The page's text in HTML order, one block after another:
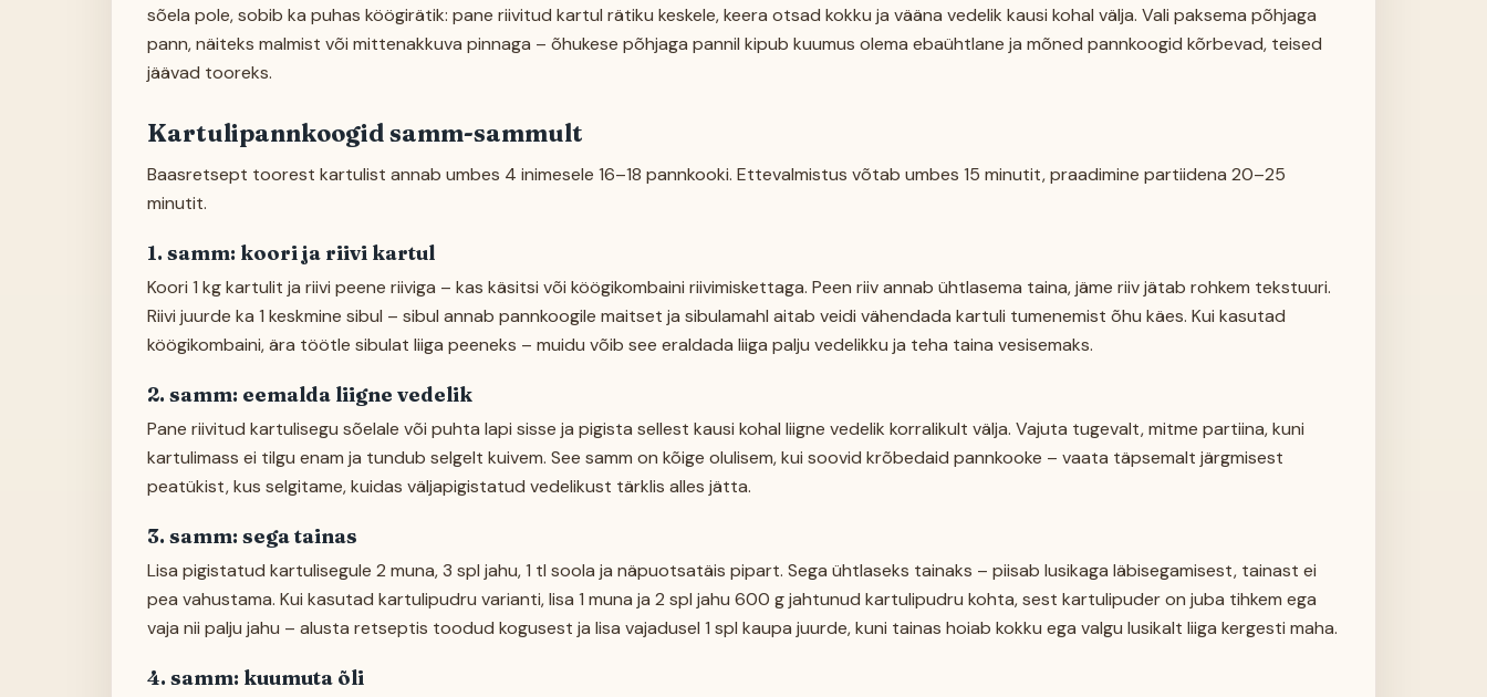
sõela pole, sobib ka puhas köögirätik: pane riivitud kartul rätiku keskele, keera otsad kokku ja vääna vedelik kausi kohal välja. Vali paksema põhjaga
pann, näiteks malmist või mittenakkuva pinnaga – õhukese põhjaga pannil kipub kuumus olema ebaühtlane ja mõned pannkoogid kõrbevad, teised
jäävad tooreks.
Kartulipannkoogid samm-sammult
Baasretsept toorest kartulist annab umbes 4 inimesele 16–18 pannkooki. Ettevalmistus võtab umbes 15 minutit, praadimine partiidena 20–25
minutit.
1. samm: koori ja riivi kartul
Koori 1 kg kartulit ja riivi peene riiviga – kas käsitsi või köögikombaini riivimiskettaga. Peen riiv annab ühtlasema taina, jäme riiv jätab rohkem tekstuuri.
Riivi juurde ka 1 keskmine sibul – sibul annab pannkoogile maitset ja sibulamahl aitab veidi vähendada kartuli tumenemist õhu käes. Kui kasutad
köögikombaini, ära töötle sibulat liiga peeneks – muidu võib see eraldada liiga palju vedelikku ja teha taina vesisemaks.
2. samm: eemalda liigne vedelik
Pane riivitud kartulisegu sõelale või puhta lapi sisse ja pigista sellest kausi kohal liigne vedelik korralikult välja. Vajuta tugevalt, mitme partiina, kuni
kartulimass ei tilgu enam ja tundub selgelt kuivem. See samm on kõige olulisem, kui soovid krõbedaid pannkooke – vaata täpsemalt järgmisest
peatükist, kus selgitame, kuidas väljapigistatud vedelikust tärklis alles jätta.
3. samm: sega tainas
Lisa pigistatud kartulisegule 2 muna, 3 spl jahu, 1 tl soola ja näpuotsatäis pipart. Sega ühtlaseks tainaks – piisab lusikaga läbisegamisest, tainast ei
pea vahustama. Kui kasutad kartulipudru varianti, lisa 1 muna ja 2 spl jahu 600 g jahtunud kartulipudru kohta, sest kartulipuder on juba tihkem ega
vaja nii palju jahu – alusta retseptis toodud kogusest ja lisa vajadusel 1 spl kaupa juurde, kuni tainas hoiab kokku ega valgu lusikalt liiga kergesti maha.
4. samm: kuumuta õli